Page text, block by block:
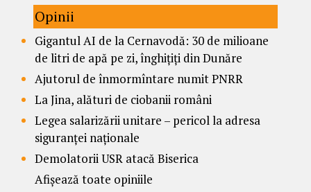
Opinii
Gigantul AI de la Cernavodă: 30 de milioane
de litri de apă pe zi, înghițiți din Dunăre
Ajutorul de înmormîntare numit PNRR
La Jina, alături de ciobanii români
Legea salarizării unitare – pericol la adresa
siguranței naționale
Demolatorii USR atacă Biserica
Afișează toate opiniile